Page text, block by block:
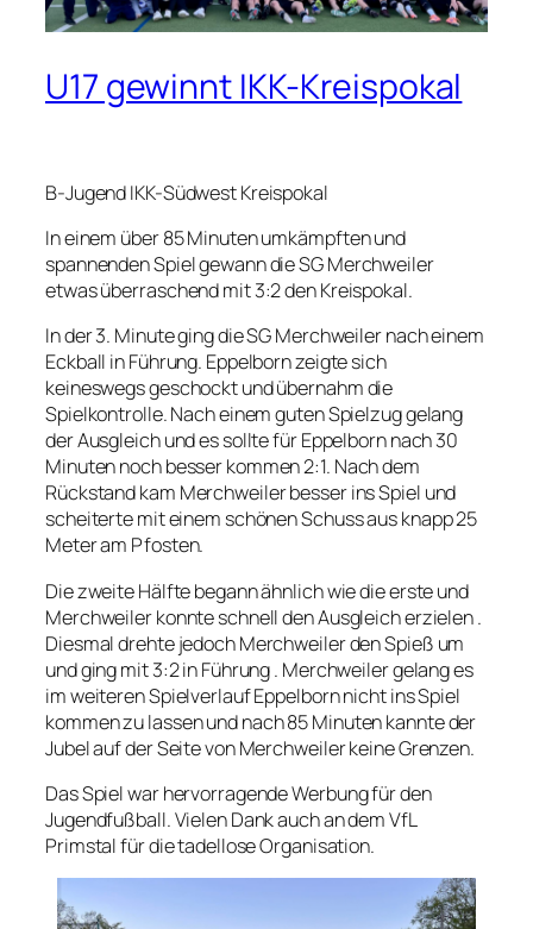
U17 gewinnt IKK-Kreispokal
B-Jugend IKK-Südwest Kreispokal
In einem über 85 Minuten umkämpften und
spannenden Spiel gewann die SG Merchweiler
etwas überraschend mit 3:2 den Kreispokal.
In der 3. Minute ging die SG Merchweiler nach einem
Eckball in Führung. Eppelborn zeigte sich
keineswegs geschockt und übernahm die
Spielkontrolle. Nach einem guten Spielzug gelang
der Ausgleich und es sollte für Eppelborn nach 30
Minuten noch besser kommen 2:1. Nach dem
Rückstand kam Merchweiler besser ins Spiel und
scheiterte mit einem schönen Schuss aus knapp 25
Meter am Pfosten.
Die zweite Hälfte begann ähnlich wie die erste und
Merchweiler konnte schnell den Ausgleich erzielen .
Diesmal drehte jedoch Merchweiler den Spieß um
und ging mit 3:2 in Führung . Merchweiler gelang es
im weiteren Spielverlauf Eppelborn nicht ins Spiel
kommen zu lassen und nach 85 Minuten kannte der
Jubel auf der Seite von Merchweiler keine Grenzen.
Das Spiel war hervorragende Werbung für den
Jugendfußball. Vielen Dank auch an dem VfL
Primstal für die tadellose Organisation.